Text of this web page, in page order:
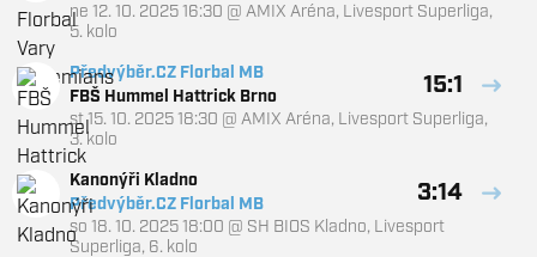
ne 12. 10. 2025 16:30 @ AMIX Aréna, Livesport Superliga,
5. kolo
Předvýběr.CZ Florbal MB
FBŠ Hummel Hattrick Brno
15:1
st 15. 10. 2025 18:30 @ AMIX Aréna, Livesport Superliga,
3. kolo
Kanonýři Kladno
Předvýběr.CZ Florbal MB
3:14
so 18. 10. 2025 18:00 @ SH BIOS Kladno, Livesport
Superliga, 6. kolo